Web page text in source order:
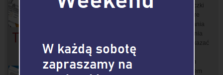
Toruński Piernik
Uczestnicy otrzymują książeczki
edukacyjne z zadaniami, które
wypełniają w trakcie zwiedzania
i poznawania zabytków Torunia
z przewodnikiem; muszą wykazać
się nie tylko uwagą, ale
spostrzegawczością, czasem
sprytem oraz zaangażowaniem